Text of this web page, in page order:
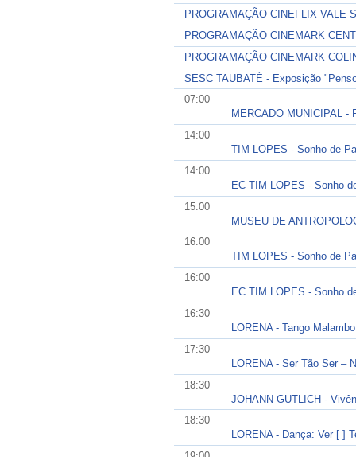
PROGRAMAÇÃO CINEFLIX VALE
PROGRAMAÇÃO CINEMARK
PROGRAMAÇÃO CINEMARK
SESC TAUBATÉ - Exposição
07:00
MERCADO MUNICIPAL -
14:00
TIM LOPES - Sonho de
14:00
EC TIM LOPES - Sonho
15:00
MUSEU DE
16:00
TIM LOPES - Sonho de
16:00
EC TIM LOPES - Sonho
16:30
LORENA - Tango Malambo
17:30
LORENA - Ser Tão Ser –
18:30
JOHANN GUTLICH -
18:30
LORENA - Dança: Ver [ ]